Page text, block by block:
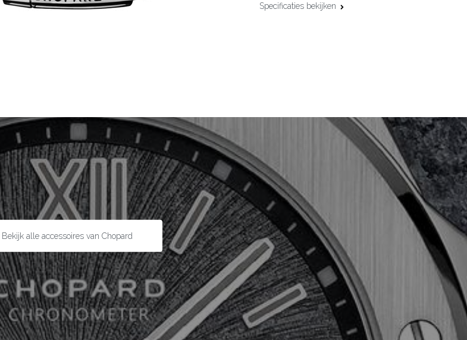
Specificaties bekijken
Bekijk alle accessoires van Chopard